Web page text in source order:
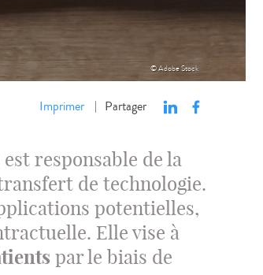
© Adobe Stock
Imprimer | Partager
responsable de la
de technologie.
potentielles,
Elle vise à
par le biais de